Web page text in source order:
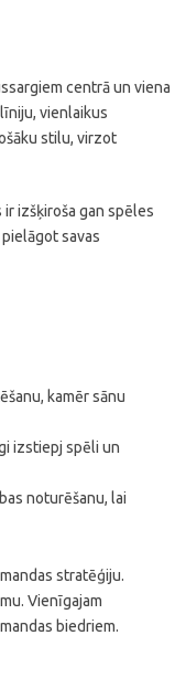
centrā un viena
vienlaikus
stilu, virzot
izšķiroša gan spēles
savas
kamēr sānu
izstiepj spēli un
noturēšanu, lai
stratēģiju.
Vienīgajam
biedriem.